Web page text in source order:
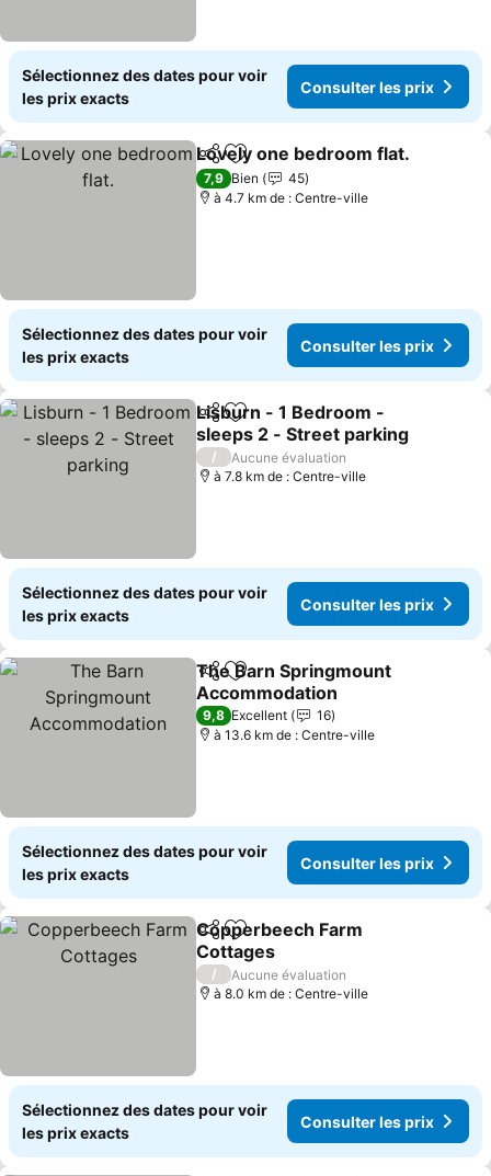
Sélectionnez des dates pour voir
les prix exacts
Consulter les prix
PartagerAjouter à mes favoris
Lovely one bedroom flat.
7,9 Bien
45
à 4.7 km de : Centre-ville
Sélectionnez des dates pour voir
les prix exacts
Consulter les prix
PartagerAjouter à mes favoris
Lisburn - 1 Bedroom -
sleeps 2 - Street parking
Consulter les prix
/
Aucune évaluation
à 7.8 km de : Centre-ville
Sélectionnez des dates pour voir
les prix exacts
Consulter les prix
PartagerAjouter à mes favoris
The Barn Springmount
Accommodation
Consulter les prix
9,8 Excellent
16
à 13.6 km de : Centre-ville
Sélectionnez des dates pour voir
les prix exacts
Consulter les prix
PartagerAjouter à mes favoris
Copperbeech Farm
Cottages
Consulter les prix
/
Aucune évaluation
à 8.0 km de : Centre-ville
Sélectionnez des dates pour voir
les prix exacts
Consulter les prix